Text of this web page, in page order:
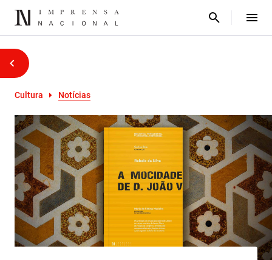
Cultura Notícias